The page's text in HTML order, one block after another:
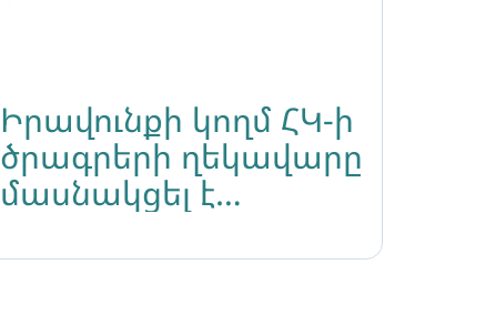
Իրավունքի կողմ ՀԿ-ի
ծրագրերի ղեկավարը
մասնակցել է